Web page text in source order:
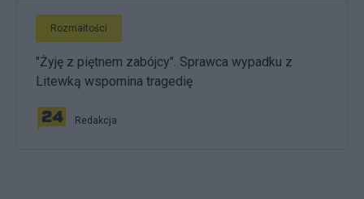
Rozmaitości
"Żyję z piętnem zabójcy". Sprawca wypadku z
Litewką wspomina tragedię
Redakcja